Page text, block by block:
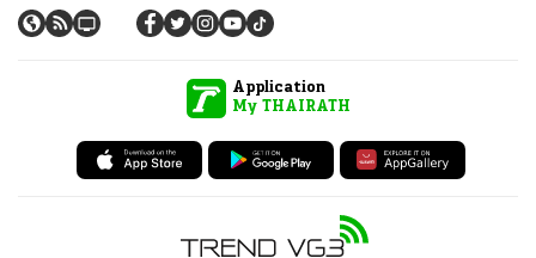
Application
My THAIRATH